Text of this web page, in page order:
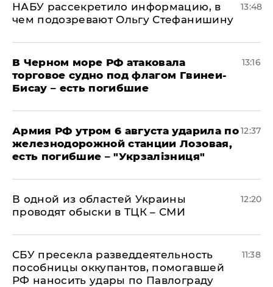
НАБУ рассекретило информацию, в
чем подозревают Ольгу Стефанишину
13:48
В Черном море РФ атаковала
торговое судно под флагом Гвинеи-
Бисау – есть погибшие
13:16
Армия РФ утром 6 августа ударила по
железнодорожной станции Лозовая,
есть погибшие – "Укрзалізниця"
12:37
В одной из областей Украины
проводят обыски в ТЦК – СМИ
12:20
СБУ пресекла разведдеятельность
пособницы оккупантов, помогавшей
РФ наносить удары по Павлограду
11:38